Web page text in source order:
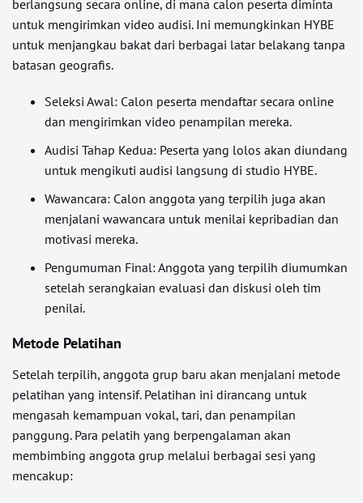
berlangsung secara online, di mana calon peserta diminta
untuk mengirimkan video audisi. Ini memungkinkan HYBE
untuk menjangkau bakat dari berbagai latar belakang tanpa
batasan geografis.
Seleksi Awal: Calon peserta mendaftar secara online
dan mengirimkan video penampilan mereka.
Audisi Tahap Kedua: Peserta yang lolos akan diundang
untuk mengikuti audisi langsung di studio HYBE.
Wawancara: Calon anggota yang terpilih juga akan
menjalani wawancara untuk menilai kepribadian dan
motivasi mereka.
Pengumuman Final: Anggota yang terpilih diumumkan
setelah serangkaian evaluasi dan diskusi oleh tim
penilai.
Metode Pelatihan
Setelah terpilih, anggota grup baru akan menjalani metode
pelatihan yang intensif. Pelatihan ini dirancang untuk
mengasah kemampuan vokal, tari, dan penampilan
panggung. Para pelatih yang berpengalaman akan
membimbing anggota grup melalui berbagai sesi yang
mencakup: